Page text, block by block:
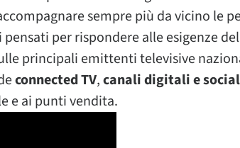
sempre più da vicino le
per rispondere alle esigenze
principali emittenti televisive
connected TV,canali digitali e social
e ai punti vendita.